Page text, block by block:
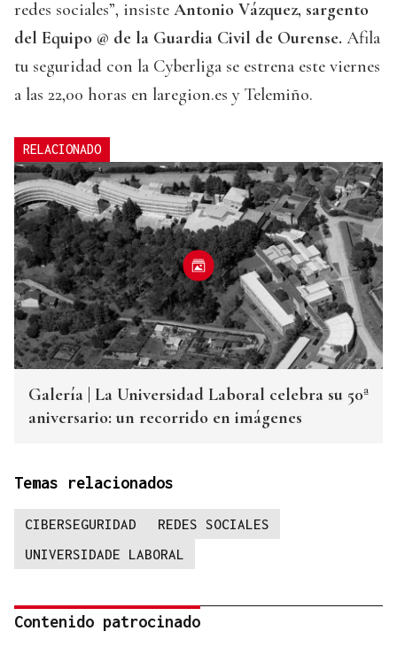
redes sociales”, insiste Antonio Vázquez, sargento
del Equipo @ de la Guardia Civil de Ourense. Afila
tu seguridad con la Cyberliga se estrena este viernes
a las 22,00 horas en laregion.es y Telemiño.
RELACIONADO
Galería | La Universidad Laboral celebra su 50ª
aniversario: un recorrido en imágenes
Temas relacionados
CIBERSEGURIDAD
REDES SOCIALES
UNIVERSIDADE LABORAL
Contenido patrocinado